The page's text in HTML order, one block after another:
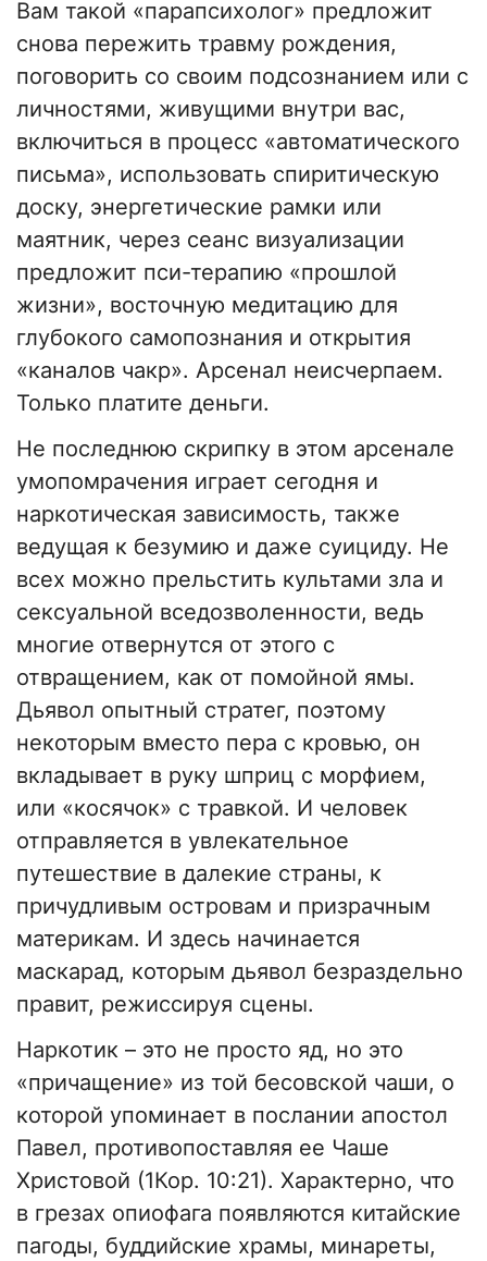
Вам такой «парапсихолог» предложит
снова пережить травму рождения,
поговорить со своим подсознанием или с
личностями, живущими внутри вас,
включиться в процесс «автоматического
письма», использовать спиритическую
доску, энергетические рамки или
маятник, через сеанс визуализации
предложит пси-терапию «прошлой
жизни», восточную медитацию для
глубокого самопознания и открытия
«каналов чакр». Арсенал неисчерпаем.
Только платите деньги.
Не последнюю скрипку в этом арсенале
умопомрачения играет сегодня и
наркотическая зависимость, также
ведущая к безумию и даже суициду. Не
всех можно прельстить культами зла и
сексуальной вседозволенности, ведь
многие отвернутся от этого с
отвращением, как от помойной ямы.
Дьявол опытный стратег, поэтому
некоторым вместо пера с кровью, он
вкладывает в руку шприц с морфием,
или «косячок» с травкой. И человек
отправляется в увлекательное
путешествие в далекие страны, к
причудливым островам и призрачным
материкам. И здесь начинается
маскарад, которым дьявол безраздельно
правит, режиссируя сцены.
Наркотик – это не просто яд, но это
«причащение» из той бесовской чаши, о
которой упоминает в послании апостол
Павел, противопоставляя ее Чаше
Христовой (1Кор. 10:21). Характерно, что
в грезах опиофага появляются китайские
пагоды, буддийские храмы, минареты,